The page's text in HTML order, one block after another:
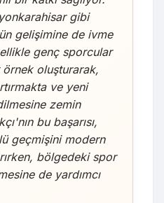
gibi
gelişimine de ivme
genç sporcular
oluşturarak,
ve yeni
zemin
bu başarısı,
geçmişini modern
bölgedeki spor
de yardımcı